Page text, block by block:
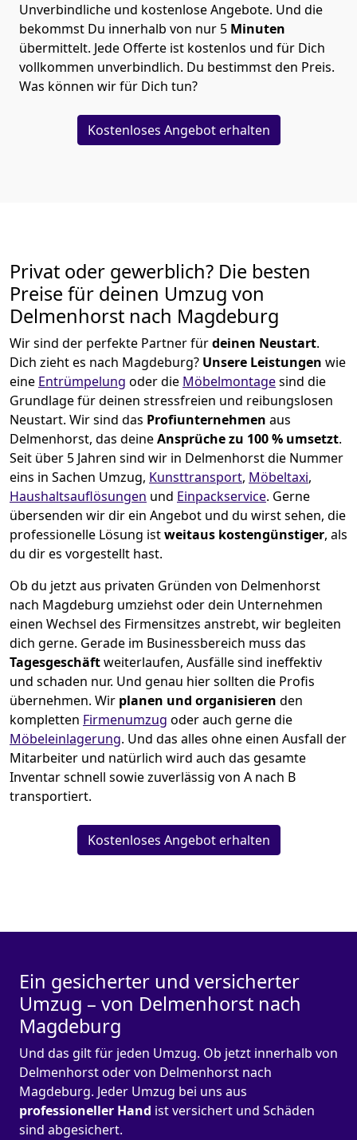
Unverbindliche und kostenlose Angebote. Und die
bekommst Du innerhalb von nur 5 Minuten
übermittelt. Jede Offerte ist kostenlos und für Dich
vollkommen unverbindlich. Du bestimmst den Preis.
Was können wir für Dich tun?
Kostenloses Angebot erhalten
Privat oder gewerblich? Die besten
Preise für deinen Umzug von
Delmenhorst nach Magdeburg
Wir sind der perfekte Partner fürdeinen Neustart.
Dich zieht es nach Magdeburg? Unsere Leistungen wie
eine Entrümpelung oder die Möbelmontagesind die
Grundlage für deinen stressfreien und reibungslosen
Neustart. Wir sind das Profiunternehmen aus
Delmenhorst, das deineAnsprüche zu 100 % umsetzt.
Seit über 5 Jahren sind wir in Delmenhorst die Nummer
eins in Sachen Umzug, Kunsttransport, Möbeltaxi,
Haushaltsauflösungen und Einpackservice. Gerne
übersenden wir dir ein Angebot und du wirst sehen, die
professionelle Lösung istweitaus kostengünstiger, als
du dir es vorgestellt hast.
Ob du jetzt aus privaten Gründen von Delmenhorst
nach Magdeburg umziehst oder dein Unternehmen
einen Wechsel des Firmensitzes anstrebt, wir begleiten
dich gerne. Gerade im Businessbereich muss das
Tagesgeschäftweiterlaufen, Ausfälle sind ineffektiv
und schaden nur. Und genau hier sollten die Profis
übernehmen. Wir planen und organisieren den
kompletten Firmenumzug oder auch gerne die
Möbeleinlagerung. Und das alles ohne einen Ausfall der
Mitarbeiter und natürlich wird auch das gesamte
Inventar schnell sowie zuverlässig von A nach B
transportiert.
Kostenloses Angebot erhalten
Ein gesicherter und versicherter
Umzug – von Delmenhorst nach
Magdeburg
Und das gilt für jeden Umzug. Ob jetzt innerhalb von
Delmenhorst oder von Delmenhorst nach
Magdeburg. Jeder Umzug bei uns aus
professioneller Hand ist versichert und Schäden
sind abgesichert.